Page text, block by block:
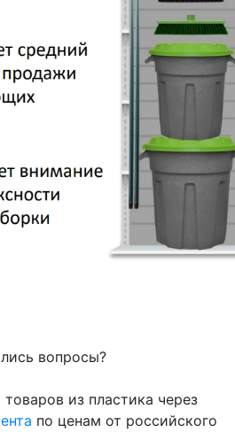
вопросы?
из пластика через
по ценам от российского